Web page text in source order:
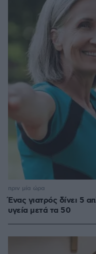
Ένας γιατρός δίνει 5
υγεία μετά τα 50
πριν μία ώρα